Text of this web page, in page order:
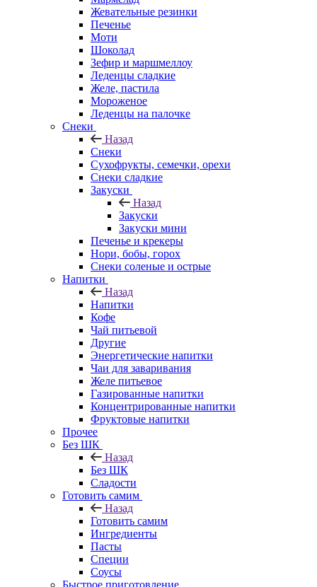
Жевательные резинки
Печенье
Моти
Шоколад
Зефир и маршмеллоу
Леденцы сладкие
Желе, пастила
Мороженое
Леденцы на палочке
Снеки
Назад
Снеки
Сухофрукты, семечки, орехи
Снеки сладкие
Закуски
Назад
Закуски
Закуски мини
Печенье и крекеры
Нори, бобы, горох
Снеки соленые и острые
Напитки
Назад
Напитки
Кофе
Чай питьевой
Другие
Энергетические напитки
Чаи для заваривания
Желе питьевое
Газированные напитки
Концентрированные напитки
Фруктовые напитки
Прочее
Без ШК
Назад
Без ШК
Сладости
Готовить самим
Назад
Готовить самим
Ингредиенты
Пасты
Специи
Соусы
Быстрое приготовление